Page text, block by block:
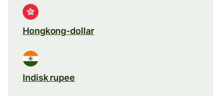
Hongkong-dollar
Indisk rupee